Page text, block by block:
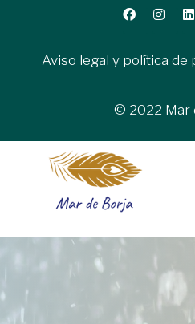
Aviso legal y política de
© 2022 Mar